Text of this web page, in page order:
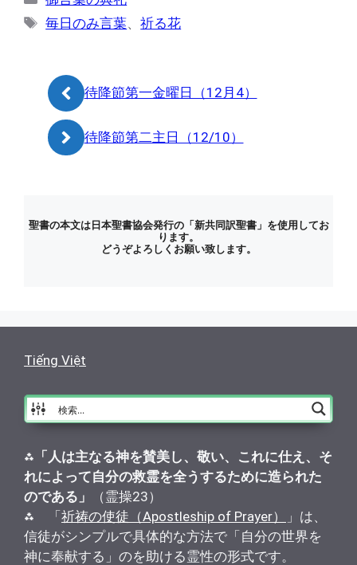
テ
ー
タ
毎日のみ言葉、祈る花
待降節第一金曜日（12月4）
待降節第二主日（12/10）
聖書の本文は日本聖書協会発行の「新共同訳聖書」を使用してお
ります。
どうぞよろしくお願い致します。
Tiếng Việt
⁂ 「人は主なる神を賛美し、敬い、これに仕え、そ
れによって自分の救霊を全うするために造られた
のである」
（霊操23）
⁂ 「 祈祷の使徒（Apostleship of Prayer）
」は、
信徒がシンプルで具体的な方法で「自分の世界を
神に奉献する」のを助ける霊性の形式です。